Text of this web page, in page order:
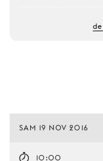
SAM 19 NOV 2016
10:00